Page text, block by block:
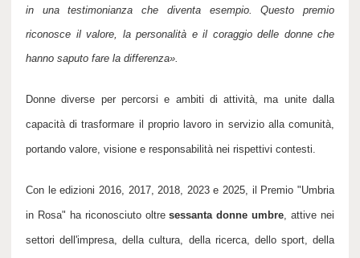
in una testimonianza che diventa esempio. Questo premio
riconosce il valore, la personalità e il coraggio delle donne che
hanno saputo fare la differenza».
Donne diverse per percorsi e ambiti di attività, ma unite dalla
capacità di trasformare il proprio lavoro in servizio alla comunità,
portando valore, visione e responsabilità nei rispettivi contesti.
Con le edizioni 2016, 2017, 2018, 2023 e 2025, il Premio "Umbria
in Rosa" ha riconosciuto oltresessanta donne umbre, attive nei
settori dell'impresa, della cultura, della ricerca, dello sport, della